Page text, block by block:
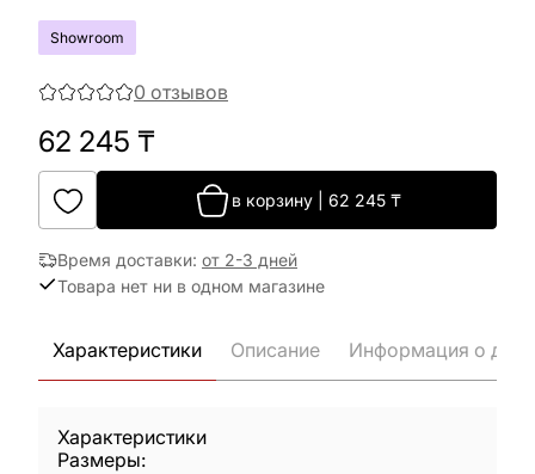
Showroom
0 отзывов
62 245 ₸
в корзину| 62 245₸
Время доставки: от 2-3 дней
Товара нет ни в одном магазине
Характеристики Описание Информация о
Характеристики
Размеры: